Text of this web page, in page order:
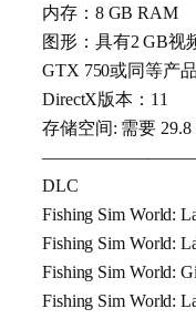
内存：8 GB RAM
图形：具有2 GB视
GTX 750或同等产品
DirectX版本：11
存储空间: 需要 29.8
DLC
Fishing Sim World:
Fishing Sim World:
Fishing Sim World:
Fishing Sim World: